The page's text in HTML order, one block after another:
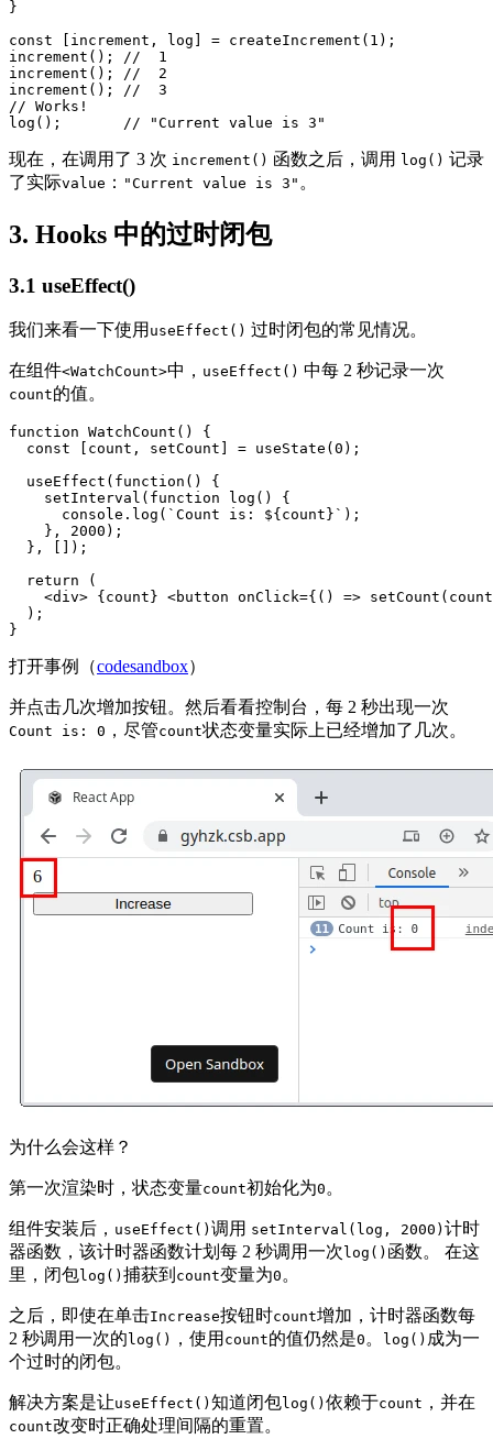
}
const [increment, log] = createIncrement(1);
increment(); //  1
increment(); //  2
increment(); //  3
// Works!
log();       // "Current value is 3"
现在，在调用了 3 次 increment() 函数之后，调用 log() 记录
了实际value ： "Current value is 3" 。
3. Hooks 中的过时闭包
3.1 useEffect()
我们来看一下使用 useEffect() 过时闭包的常见情况。
在组件<WatchCount>中， useEffect() 中每 2 秒记录一次
count的值。
function WatchCount() {
  const [count, setCount] = useState(0);
  useEffect(function() {
    setInterval(function log() {
      console.log(`Count is: ${count}`);
    }, 2000);
  }, []);
  return (
<div> {count} <button onClick={() =>
  );
}
打开事例（codesandbox）
并点击几次增加按钮。然后看看控制台，每 2 秒出现一次
Count is: 0 ，尽管count状态变量实际上已经增加了几次。
为什么会这样？
第一次渲染时，状态变量count初始化为0 。
组件安装后， useEffect() 调用 setInterval(log, 2000) 计时
器函数，该计时器函数计划每 2 秒调用一次 log() 函数。 在这
里，闭包log() 捕获到 count变量为0 。
之后，即使在单击Increase按钮时count增加，计时器函数每
2 秒调用一次的 log() ，使用 count的值仍然是0 。 log() 成为一
个过时的闭包。
解决方案是让useEffect() 知道闭包log() 依赖于count ，并在
count改变时正确处理间隔的重置。